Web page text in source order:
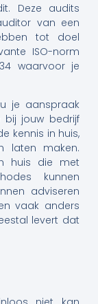
Deze audits
van een
tot doel
ISO-norm
waarvoor je
je aanspraak
bij jouw bedrijf
kennis in huis,
laten maken.
huis die met
kunnen
adviseren
vaak anders
levert dat